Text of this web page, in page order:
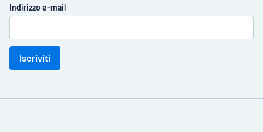
Indirizzo e-mail
Iscriviti